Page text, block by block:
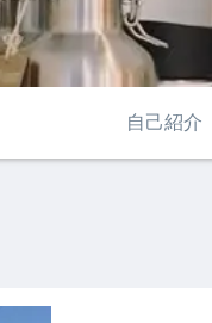
自己紹介